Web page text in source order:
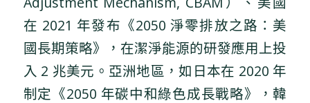
在 2021 年發布《2050 淨零排放之路：美
國長期策略》，在潔淨能源的研發應用上投
入 2 兆美元。亞洲地區，如日本在 2020 年
制定《2050 年碳中和綠色成長戰略》，韓